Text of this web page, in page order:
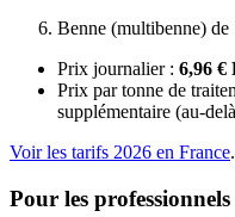
Benne (multibenne) de
Prix journalier : 6,96 €
Prix par tonne de
supplémentaire (au-
Voir les tarifs 2026 en France.
Pour les professionnels